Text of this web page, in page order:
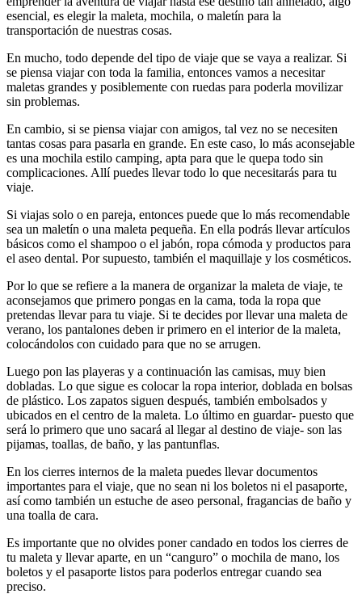
esencial, es elegir la maleta, mochila, o maletín para la
transportación de nuestras cosas.
En mucho, todo depende del tipo de viaje que se vaya a realizar. Si
se piensa viajar con toda la familia, entonces vamos a necesitar
maletas grandes y posiblemente con ruedas para poderla movilizar
sin problemas.
En cambio, si se piensa viajar con amigos, tal vez no se necesiten
tantas cosas para pasarla en grande. En este caso, lo más aconsejable
es una mochila estilo camping, apta para que le quepa todo sin
complicaciones. Allí puedes llevar todo lo que necesitarás para tu
viaje.
Si viajas solo o en pareja, entonces puede que lo más recomendable
sea un maletín o una maleta pequeña. En ella podrás llevar artículos
básicos como el shampoo o el jabón, ropa cómoda y productos para
el aseo dental. Por supuesto, también el maquillaje y los cosméticos.
Por lo que se refiere a la manera de organizar la maleta de viaje, te
aconsejamos que primero pongas en la cama, toda la ropa que
pretendas llevar para tu viaje. Si te decides por llevar una maleta de
verano, los pantalones deben ir primero en el interior de la maleta,
colocándolos con cuidado para que no se arrugen.
Luego pon las playeras y a continuación las camisas, muy bien
dobladas. Lo que sigue es colocar la ropa interior, doblada en bolsas
de plástico. Los zapatos siguen después, también embolsados y
ubicados en el centro de la maleta. Lo último en guardar- puesto que
será lo primero que uno sacará al llegar al destino de viaje- son las
pijamas, toallas, de baño, y las pantunflas.
En los cierres internos de la maleta puedes llevar documentos
importantes para el viaje, que no sean ni los boletos ni el pasaporte,
así como también un estuche de aseo personal, fragancias de baño y
una toalla de cara.
Es importante que no olvides poner candado en todos los cierres de
tu maleta y llevar aparte, en un “canguro” o mochila de mano, los
boletos y el pasaporte listos para poderlos entregar cuando sea
preciso.